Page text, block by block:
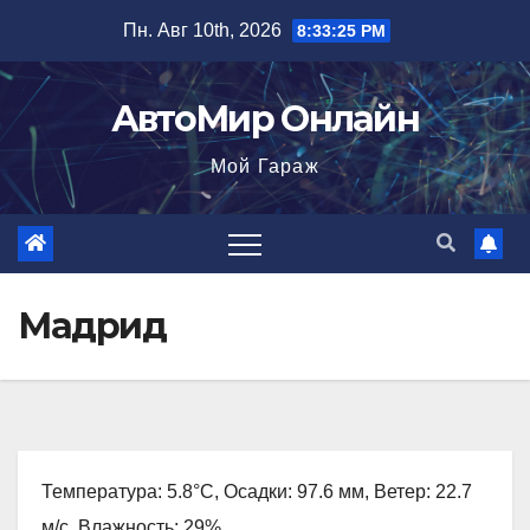
содержимому
Пн. Авг 10th, 2026 8:33:26 PM
АвтоМир Онлайн
Мой Гараж
Мадрид
Температура: 5.8°C, Осадки: 97.6 мм, Ветер: 22.7